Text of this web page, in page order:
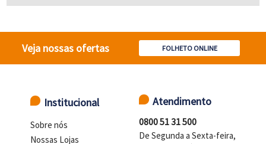
Veja nossas ofertas FOLHETO ONLINE
Institucional
Sobre nós
Nossas Lojas
Atendimento
0800 51 31 500
De Segunda a Sexta-feira,